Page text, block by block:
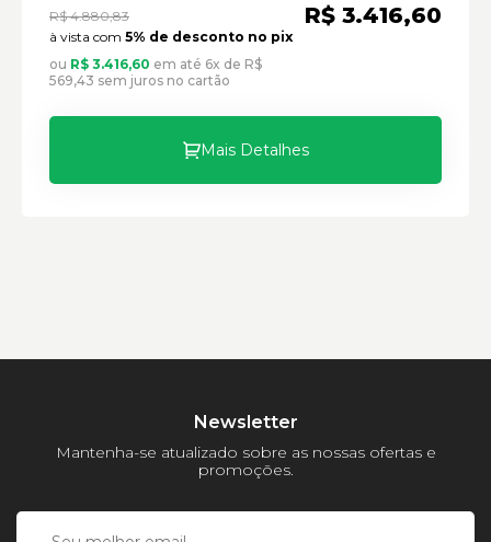
R$ 4.880,83 R$ 3.416,60
à vista com 5% de desconto no pix
ou R$ 3.416,60 em até 6x de R$
569,43 sem juros no cartão
Mais Detalhes
Newsletter
Mantenha-se atualizado sobre as nossas ofertas e
promoções.